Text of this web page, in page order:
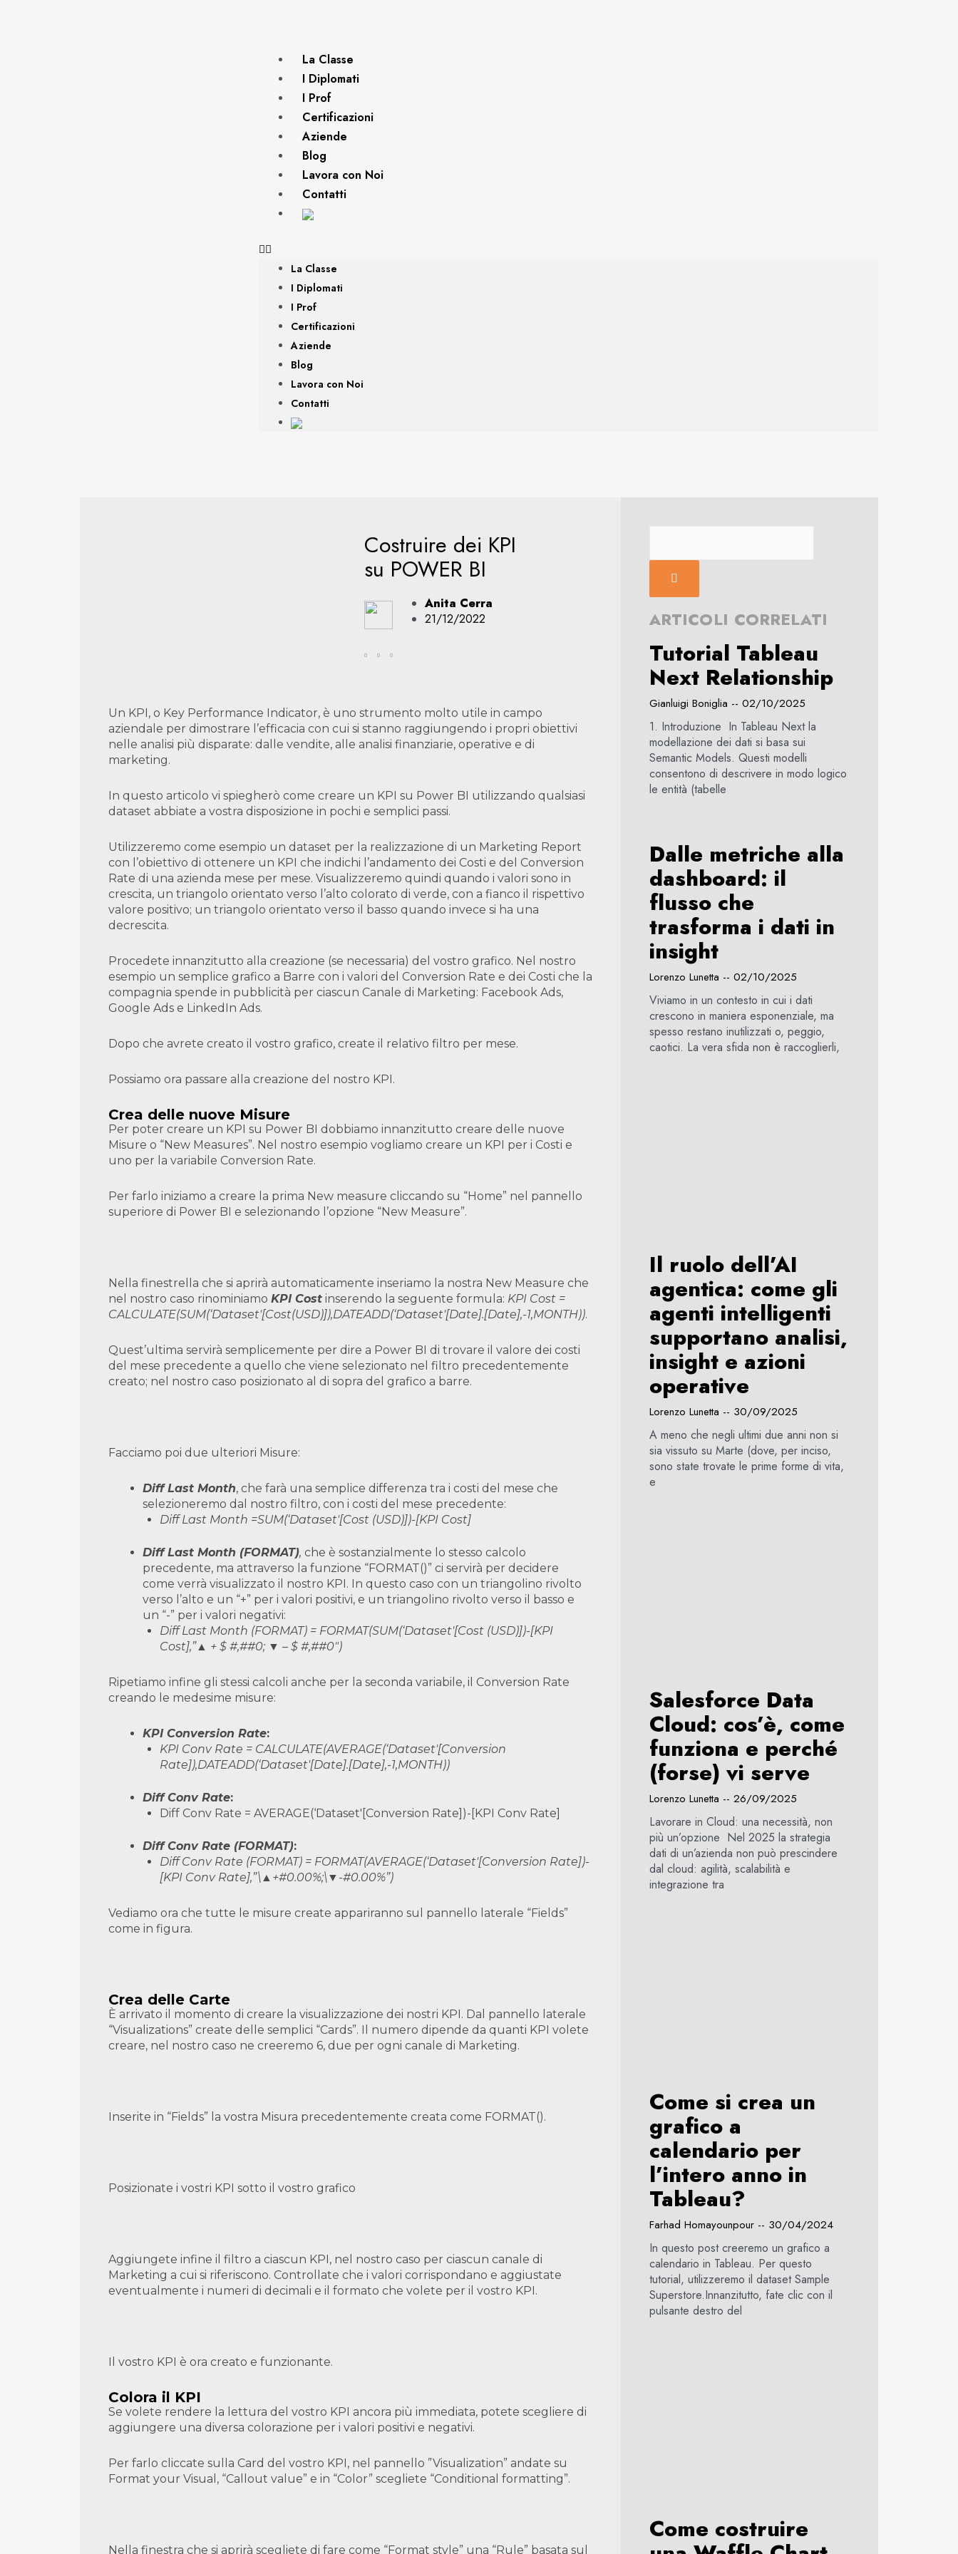
La Classe
I Diplomati
I Prof
Certificazioni
Aziende
Blog
Lavora con Noi
Contatti
La Classe
I Diplomati
I Prof
Certificazioni
Aziende
Blog
Lavora con Noi
Contatti
Costruire dei KPI
su POWER BI
Anita Cerra
21/12/2022
Un KPI, o Key Performance Indicator, è uno strumento molto utile in campo
aziendale per dimostrare l’efficacia con cui si stanno raggiungendo i propri obiettivi
nelle analisi più disparate: dalle vendite, alle analisi finanziarie, operative e di
marketing.
In questo articolo vi spiegherò come creare un KPI su Power BI utilizzando qualsiasi
dataset abbiate a vostra disposizione in pochi e semplici passi.
Utilizzeremo come esempio un dataset per la realizzazione di un Marketing Report
con l’obiettivo di ottenere un KPI che indichi l’andamento dei Costi e del Conversion
Rate di una azienda mese per mese. Visualizzeremo quindi quando i valori sono in
crescita, un triangolo orientato verso l’alto colorato di verde, con a fianco il rispettivo
valore positivo; un triangolo orientato verso il basso quando invece si ha una
decrescita.
Procedete innanzitutto alla creazione (se necessaria) del vostro grafico. Nel nostro
esempio un semplice grafico a Barre con i valori del Conversion Rate e dei Costi che la
compagnia spende in pubblicità per ciascun Canale di Marketing: Facebook Ads,
Google Ads e LinkedIn Ads.
Dopo che avrete creato il vostro grafico, create il relativo filtro per mese.
Possiamo ora passare alla creazione del nostro KPI.
Crea delle nuove Misure
Per poter creare un KPI su Power BI dobbiamo innanzitutto creare delle nuove
Misure o “New Measures”. Nel nostro esempio vogliamo creare un KPI per i Costi e
uno per la variabile Conversion Rate.
Per farlo iniziamo a creare la prima New measure cliccando su “Home” nel pannello
superiore di Power BI e selezionando l’opzione “New Measure”.
Nella finestrella che si aprirà automaticamente inseriamo la nostra New Measure che
nel nostro caso rinominiamo KPI Cost inserendo la seguente formula: KPI Cost =
CALCULATE(SUM(‘Dataset'[Cost(USD)]),DATEADD(‘Dataset'[Date].[Date],-1,MONTH)).
Quest’ultima servirà semplicemente per dire a Power BI di trovare il valore dei costi
del mese precedente a quello che viene selezionato nel filtro precedentemente
creato; nel nostro caso posizionato al di sopra del grafico a barre.
Facciamo poi due ulteriori Misure:
Diff Last Month, che farà una semplice differenza tra i costi del mese che
selezioneremo dal nostro filtro, con i costi del mese precedente:
Diff Last Month =SUM(‘Dataset'[Cost (USD)])-[KPI Cost]
Diff Last Month (FORMAT), che è sostanzialmente lo stesso calcolo
precedente, ma attraverso la funzione “FORMAT()” ci servirà per decidere
come verrà visualizzato il nostro KPI. In questo caso con un triangolino rivolto
verso l’alto e un “+” per i valori positivi, e un triangolino rivolto verso il basso e
un “-” per i valori negativi:
Diff Last Month (FORMAT) = FORMAT(SUM(‘Dataset'[Cost (USD)])-[KPI
Cost],”▲ + $ #,##0; ▼ – $ #,##0″)
Ripetiamo infine gli stessi calcoli anche per la seconda variabile, il Conversion Rate
creando le medesime misure:
KPI Conversion Rate:
KPI Conv Rate = CALCULATE(AVERAGE(‘Dataset'[Conversion
Rate]),DATEADD(‘Dataset'[Date].[Date],-1,MONTH))
Diff Conv Rate:
Diff Conv Rate = AVERAGE(‘Dataset'[Conversion Rate])-[KPI Conv Rate]
Diff Conv Rate (FORMAT):
Diff Conv Rate (FORMAT) = FORMAT(AVERAGE(‘Dataset'[Conversion Rate])-
[KPI Conv Rate],”\▲+#0.00%;\▼-#0.00%”)
Vediamo ora che tutte le misure create appariranno sul pannello laterale “Fields”
come in figura.
Crea delle Carte
È arrivato il momento di creare la visualizzazione dei nostri KPI. Dal pannello laterale
“Visualizations” create delle semplici “Cards”. Il numero dipende da quanti KPI volete
creare, nel nostro caso ne creeremo 6, due per ogni canale di Marketing.
Inserite in “Fields” la vostra Misura precedentemente creata come FORMAT().
Posizionate i vostri KPI sotto il vostro grafico
Aggiungete infine il filtro a ciascun KPI, nel nostro caso per ciascun canale di
Marketing a cui si riferiscono. Controllate che i valori corrispondano e aggiustate
eventualmente i numeri di decimali e il formato che volete per il vostro KPI.
Il vostro KPI è ora creato e funzionante.
Colora il KPI
Se volete rendere la lettura del vostro KPI ancora più immediata, potete scegliere di
aggiungere una diversa colorazione per i valori positivi e negativi.
Per farlo cliccate sulla Card del vostro KPI, nel pannello ”Visualization” andate su
Format your Visual, “Callout value” e in “Color” scegliete “Conditional formatting”.
Nella finestra che si aprirà scegliete di fare come “Format style” una “Rule” basata sul
ARTICOLI CORRELATI
Tutorial Tableau
Next Relationship
Gianluigi Boniglia 02/10/2025
1. Introduzione In Tableau Next la
modellazione dei dati si basa sui
Semantic Models. Questi modelli
consentono di descrivere in modo logico
le entità (tabelle
Dalle metriche alla
dashboard: il
flusso che
trasforma i dati in
insight
Lorenzo Lunetta 02/10/2025
Viviamo in un contesto in cui i dati
crescono in maniera esponenziale, ma
spesso restano inutilizzati o, peggio,
caotici. La vera sfida non è raccoglierli,
Il ruolo dell’AI
agentica: come gli
agenti intelligenti
supportano analisi,
insight e azioni
operative
Lorenzo Lunetta 30/09/2025
A meno che negli ultimi due anni non si
sia vissuto su Marte (dove, per inciso,
sono state trovate le prime forme di vita,
e
Salesforce Data
Cloud: cos’è, come
funziona e perché
(forse) vi serve
Lorenzo Lunetta 26/09/2025
Lavorare in Cloud: una necessità, non
più un’opzione Nel 2025 la strategia
dati di un’azienda non può prescindere
dal cloud: agilità, scalabilità e
integrazione tra
Come si crea un
grafico a
calendario per
l’intero anno in
Tableau?
Farhad Homayounpour 30/04/2024
In questo post creeremo un grafico a
calendario in Tableau. Per questo
tutorial, utilizzeremo il dataset Sample
Superstore.Innanzitutto, fate clic con il
pulsante destro del
Come costruire